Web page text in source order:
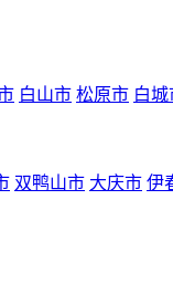
白山市 松原市 白城
双鸭山市 大庆市 伊